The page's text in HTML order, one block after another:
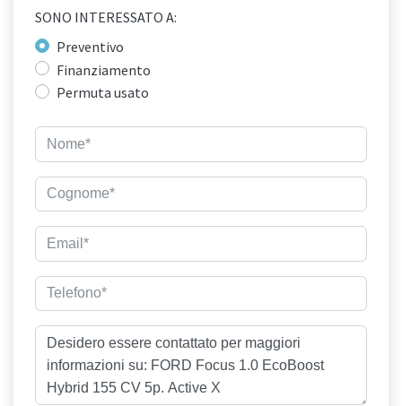
SONO INTERESSATO A:
Preventivo
Finanziamento
Permuta usato